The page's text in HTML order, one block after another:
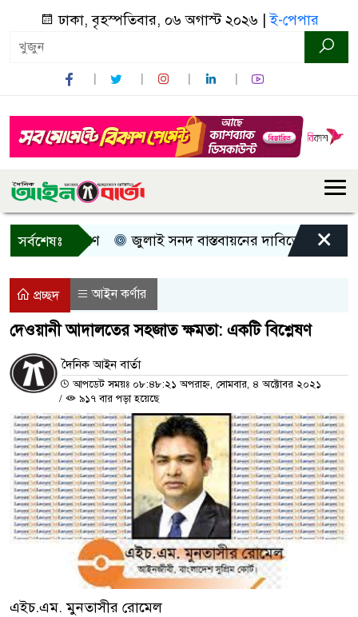
ঢাকা, বৃহস্পতিবার, ০৬ অগাস্ট ২০২৬ |ই-পেপার
সর্বশেষঃ
বিতরণ জুলাই সনদ বাস্তবায়নের দাবিতে কুড়িগ্রামে ১১
×
প্রচ্ছদ আইন কর্ণার
দেওয়ানী আদালতের সহজাত ক্ষমতা: একটি বিশ্লেষণ
দৈনিক আইন বার্তা
আপডেট সময়ঃ ০৮:৪৮:২১ অপরাহ্ন, সোমবার, ৪ অক্টোবর ২০২১
/
৯১৭ বার পড়া হয়েছে
এইচ.এম. মুনতাসীর রোমেল